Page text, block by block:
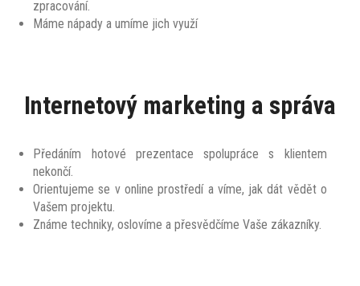
zpracování.
Máme nápady a umíme jich využí
Internetový marketing a správa
Předáním hotové prezentace spolupráce s klientem
nekončí.
Orientujeme se v online prostředí a víme, jak dát vědět o
Vašem projektu.
Známe techniky, oslovíme a přesvědčíme Vaše zákazníky.